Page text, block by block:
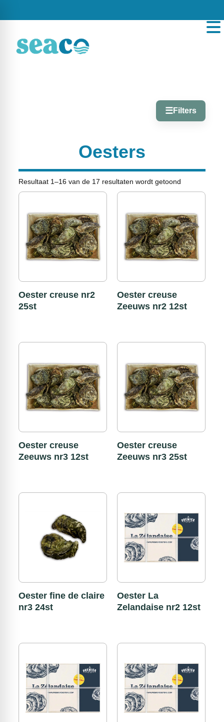
☰Filters
Oesters
Resultaat 1–16 van de 17 resultaten wordt getoond
Oester creuse nr2
25st
Oester creuse
Zeeuws nr2 12st
Oester creuse
Zeeuws nr3 12st
Oester creuse
Zeeuws nr3 25st
Oester fine de claire
nr3 24st
Oester La
Zelandaise nr2 12st